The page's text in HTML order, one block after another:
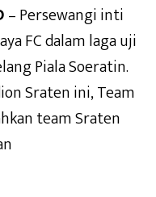
– Persewangi inti
FC dalam laga uji
Piala Soeratin.
Sraten ini, Team
team Sraten